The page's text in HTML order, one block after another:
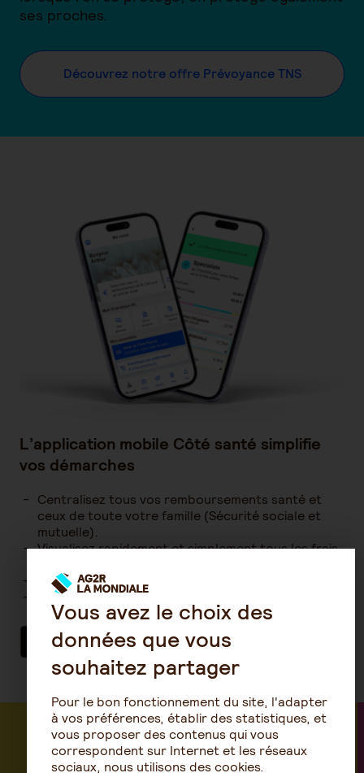
ses proches.
Découvrez notre offre Prévoyance TNS
L’application mobile Côté santé simplifie
vos démarches
Centralisez tous vos remboursements santé et
ceux de toute votre famille (Sécurité sociale et
mutuelle).
Visualisez rapidement et simplement tous les frais
Suivez les remboursements.
Assurez un suivi global de votre budget santé.
Vous avez le choix des
données que vous
souhaitez partager
Pour le bon fonctionnement du site, l'adapter
à vos préférences, établir des statistiques, et
vous proposer des contenus qui vous
correspondent sur Internet et les réseaux
sociaux, nous utilisons des cookies.